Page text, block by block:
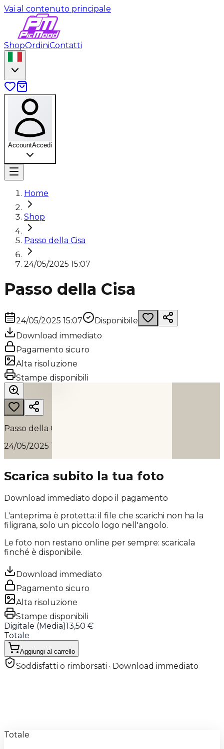
Vai al contenuto principale
ShopOrdiniContatti
AccountAccedi
Home
Shop
Passo della Cisa
24/05/2025 15:07
Passo della Cisa
24/05/2025 15:07
Disponibile
Download immediato
Pagamento sicuro
Alta risoluzione
Stampe disponibili
Passo della Cisa
24/05/2025 15:07
Scarica subito la tua foto
Download immediato dopo il pagamento
L'anteprima è protetta: il file che scarichi non ha la
filigrana, solo un piccolo logo nell'angolo.
Le foto non restano online per sempre: scaricala
finché è disponibile.
Download immediato
Pagamento sicuro
Alta risoluzione
Stampe disponibili
Digitale (Media)13,50 €
Totale
Aggiungi al carrello
Soddisfatti o rimborsati · Download immediato
Totale